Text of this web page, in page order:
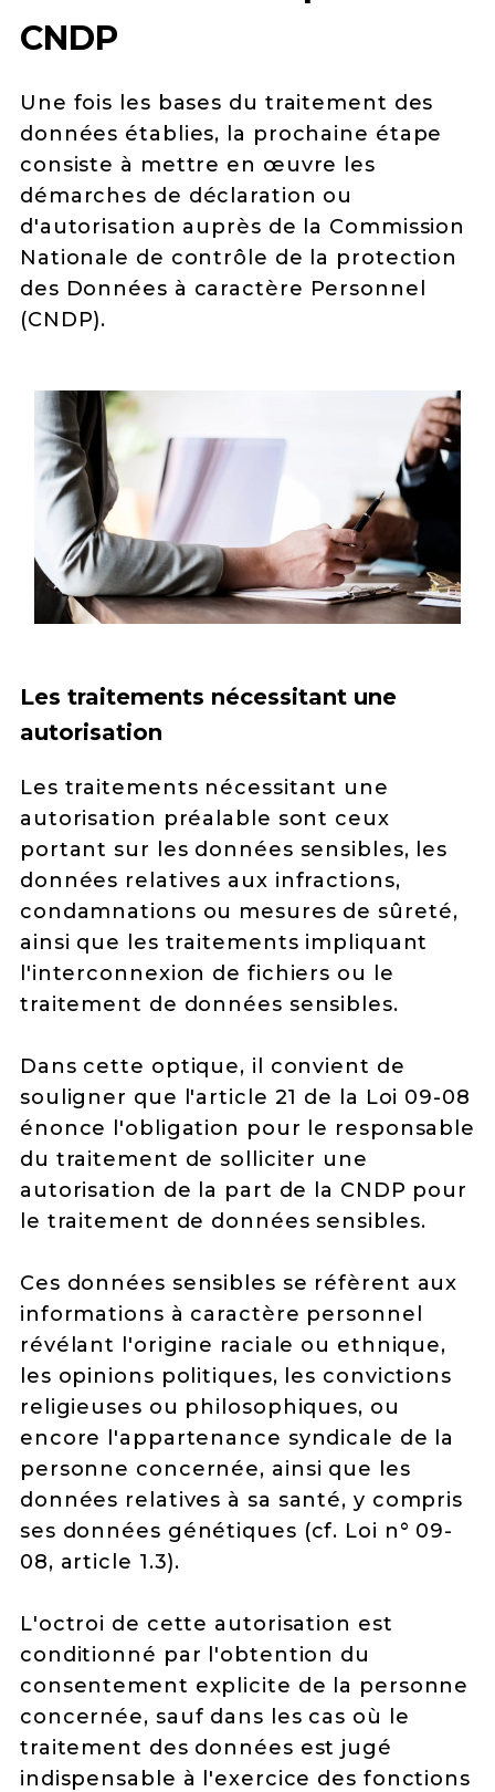
CNDP
Une fois les bases du traitement des
données établies, la prochaine étape
consiste à mettre en œuvre les
démarches de déclaration ou
d'autorisation auprès de la Commission
Nationale de contrôle de la protection
des Données à caractère Personnel
(CNDP).
Les traitements nécessitant une
autorisation
Les traitements nécessitant une
autorisation préalable sont ceux
portant sur les données sensibles, les
données relatives aux infractions,
condamnations ou mesures de sûreté,
ainsi que les traitements impliquant
l'interconnexion de fichiers ou le
traitement de données sensibles.
Dans cette optique, il convient de
souligner que l'article 21 de la Loi 09-08
énonce l'obligation pour le responsable
du traitement de solliciter une
autorisation de la part de la CNDP pour
le traitement de données sensibles.
Ces données sensibles se réfèrent aux
informations à caractère personnel
révélant l'origine raciale ou ethnique,
les opinions politiques, les convictions
religieuses ou philosophiques, ou
encore l'appartenance syndicale de la
personne concernée, ainsi que les
données relatives à sa santé, y compris
ses données génétiques (cf. Loi n° 09-
08, article 1.3).
L'octroi de cette autorisation est
conditionné par l'obtention du
consentement explicite de la personne
concernée, sauf dans les cas où le
traitement des données est jugé
indispensable à l'exercice des fonctions